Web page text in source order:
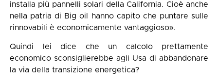
installa più pannelli solari della California. Cioè anche
nella patria di Big oil hanno capito che puntare sulle
rinnovabili è economicamente vantaggioso».
Quindi lei dice che un calcolo prettamente
economico sconsiglierebbe agli Usa di abbandonare
la via della transizione energetica?